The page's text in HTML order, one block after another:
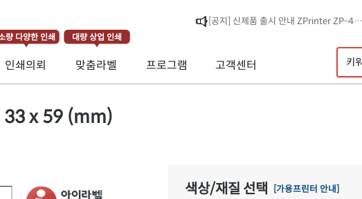
[공지] 신제품 출시 안내 ZPrinter ZP-4121B
[공지] 택배 없는 날 & 광복절 배송안내
[공지] 고객센터
[공지] 아이라벨
량 다양한 인쇄
인쇄의뢰
대량 상업 인쇄
맞춤라벨 프로그램 고객센터
33 x 59 (mm)
색상/재질 선택 [가용프린터 안내]